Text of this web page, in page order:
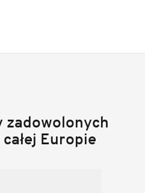
zadowolonych
Europie